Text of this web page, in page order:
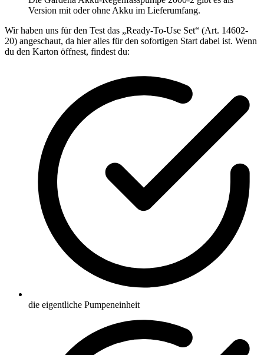
Version mit oder ohne Akku im Lieferumfang.
Wir haben uns für den Test das „Ready-To-Use Set“ (Art. 14602-
20) angeschaut, da hier alles für den sofortigen Start dabei ist. Wenn
du den Karton öffnest, findest du:
die eigentliche Pumpeneinheit